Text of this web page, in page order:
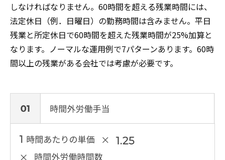
しなければなりません。60時間を超える残業時間には、
法定休日（例．日曜日）の勤務時間は含みません。平日
残業と所定休日で60時間を超えた残業時間が25%加算と
なります。ノーマルな運用例で7パターンあります。60時
間以上の残業がある会社では考慮が必要です。